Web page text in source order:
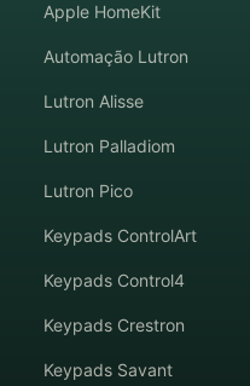
Apple HomeKit
Automação Lutron
Lutron Alisse
Lutron Palladiom
Lutron Pico
Keypads ControlArt
Keypads Control4
Keypads Crestron
Keypads Savant